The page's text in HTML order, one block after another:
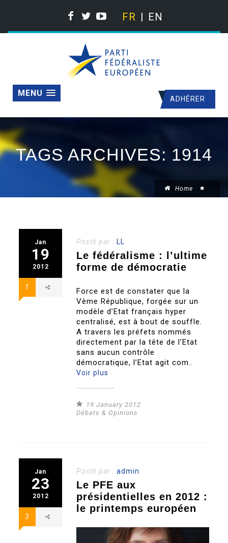
FR EN
ADHÉRER
MENU
TAGS ARCHIVES: 1914
Home
Jan
19
2012
1
Posté par : LL
Le fédéralisme : l’ultime
forme de démocratie
Force est de constater que la
Vème République, forgée sur un
modèle d’Etat français hyper
centralisé, est à bout de souffle.
A travers les préfets nommés
directement par la tête de l’Etat
sans aucun contrôle
démocratique, l’Etat agit com..
Voir plus
19 January 2012
Débats & Opinions
Jan
23
2012
3
Posté par :admin
Le PFE aux
présidentielles en 2012 :
le printemps européen